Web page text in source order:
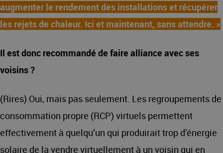
augmenter le rendement des installations et récupérer
les rejets de chaleur. Ici et maintenant, sans attendre. »
Il est donc recommandé de faire alliance avec ses
voisins ?
(Rires) Oui, mais pas seulement. Les regroupements de
consommation propre (RCP) virtuels permettent
effectivement à quelqu’un qui produirait trop d’énergie
solaire de la vendre virtuellement à un voisin qui en